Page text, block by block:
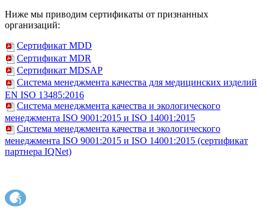
Ниже мы приводим сертификаты от признанных
организаций:
Сертификат MDD
Сертификат MDR
Сертификат MDSAP
Система менеджмента качества для медицинских изделий
EN ISO 13485:2016
Система менеджмента качества и экологического
менеджмента ISO 9001:2015 и ISO 14001:2015
Система менеджмента качества и экологического
менеджмента ISO 9001:2015 и ISO 14001:2015 (сертификат
партнера IQNet)